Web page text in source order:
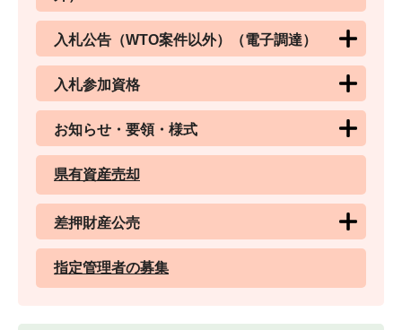
入札公告（WTO案件以外）（電子調達）
入札参加資格
お知らせ・要領・様式
県有資産売却
差押財産公売
指定管理者の募集